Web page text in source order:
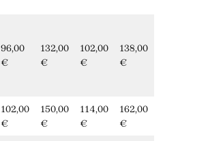
96,00
€
132,00
€
102,00
€
138,00
€
102,00
€
150,00
€
114,00
€
162,00
€